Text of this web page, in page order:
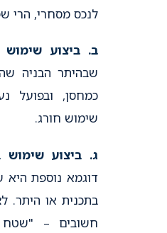
לנכס מסחרי, הרי
ב. ביצוע
שבהיתר הבניה
כמחסן, ובפועל
שימוש חורג.
ג. ביצוע שימוש
דוגמא נוספת
בתכנית או היתר.
חשובים –